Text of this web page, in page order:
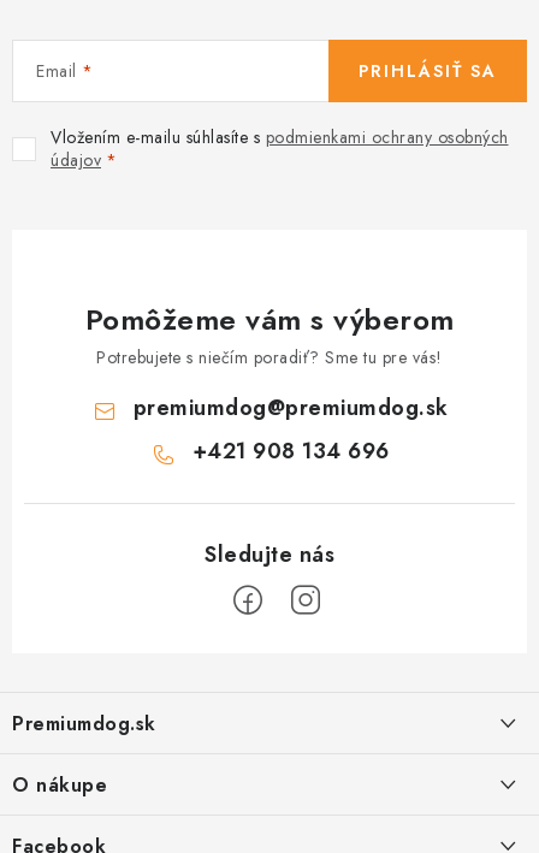
Email
Vložením e-mailu súhlasíte s podmienkami ochrany osobných
údajov
PRIHLÁSIŤ SA
Pomôžeme vám s výberom
Potrebujete s niečím poradiť? Sme tu pre vás!
premiumdog@premiumdog.sk
+421 908 134 696
p
ä
Premiumdog.sk
O nákupe
Facebook